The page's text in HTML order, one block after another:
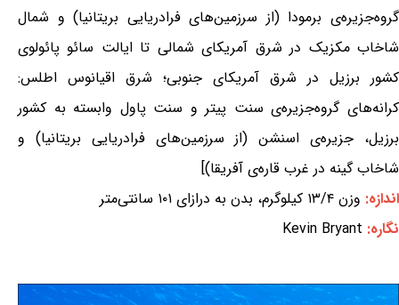
گروه‌جزیره‌ی برمودا (از سرزمین‌های فرادریایی بریتانیا) و شمال
شاخاب مکزیک در شرق آمریکای شمالی تا ایالت سائو پائولوی
کشور برزیل در شرق آمریکای جنوبی؛ شرق اقیانوس اطلس:
کرانه‌های گروه‌جزیره‌ی سنت پیتر و سنت پاول وابسته به کشور
برزیل، جزیره‌ی اسنشن (از سرزمین‌های فرادریایی بریتانیا) و
شاخاب گینه در غرب قاره‌ی آفریقا)]
اندازه: وزن ۱۳/۴ کیلوگرم، بدن به درازای ۱۰۱ سانتی‌متر
نگاره: Kevin Bryant